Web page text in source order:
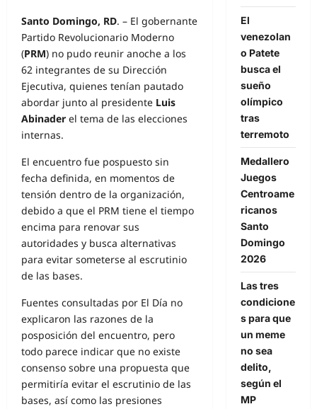
Santo Domingo, RD. – El gobernante
Partido Revolucionario Moderno
(PRM) no pudo reunir anoche a los
62 integrantes de su Dirección
Ejecutiva, quienes tenían pautado
abordar junto al presidente Luis
Abinader el tema de las elecciones
internas.
El encuentro fue pospuesto sin
fecha definida, en momentos de
tensión dentro de la organización,
debido a que el PRM tiene el tiempo
encima para renovar sus
autoridades y busca alternativas
para evitar someterse al escrutinio
de las bases.
Fuentes consultadas por El Día no
explicaron las razones de la
posposición del encuentro, pero
todo parece indicar que no existe
consenso sobre una propuesta que
permitiría evitar el escrutinio de las
bases, así como las presiones
El
venezolan
o Patete
busca el
sueño
olímpico
tras
terremoto
Medallero
Juegos
Centroame
ricanos
Santo
Domingo
2026
Las tres
condicione
s para que
un meme
no sea
delito,
según el
MP